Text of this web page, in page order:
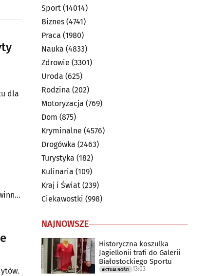
dla
Sport (14014)
Biznes (4741)
Praca (1980)
Nauka (4833)
Zdrowie (3301)
Uroda (625)
Rodzina (202)
Motoryzacja (769)
Dom (875)
Kryminalne (4576)
Drogówka (2463)
Turystyka (182)
Kulinaria (109)
Kraj i Świat (239)
Ciekawostki (998)
NAJNOWSZE
Historyczna koszulka
Jagiellonii trafi do Galerii
Białostockiego Sportu
AKTUALNOŚCI 13:03